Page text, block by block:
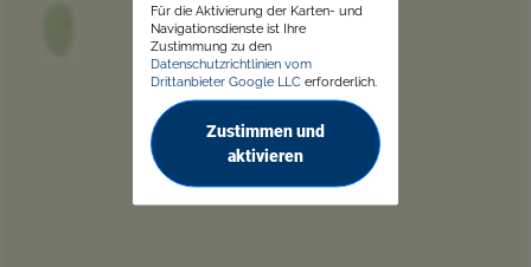
Für die Aktivierung der Karten- und
Navigationsdienste ist Ihre
Zustimmung zu den
Datenschutzrichtlinien vom
Drittanbieter Google LLC erforderlich.
Zustimmen und
aktivieren